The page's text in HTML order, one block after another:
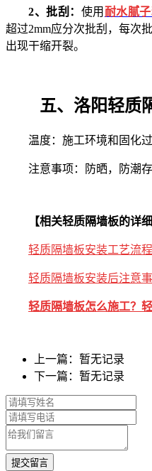
2、批刮： 使用 耐水腻
超过2mm应分次批刮，每次
出现干缩开裂。
五、洛阳轻质
温度：施工环境和固化
注意事项：防晒，防潮
【相关轻质隔墙板的详
轻质隔墙板安装工艺流
轻质隔墙板安装后注意
轻质隔墙板怎么施工？
上一篇：暂无记录
下一篇：暂无记录